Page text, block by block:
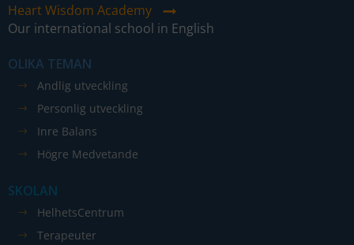
Heart Wisdom Academy
Our international school in English
OLIKA TEMAN
Andlig utveckling
Personlig utveckling
Inre Balans
Högre Medvetande
SKOLAN
HelhetsCentrum
Terapeuter